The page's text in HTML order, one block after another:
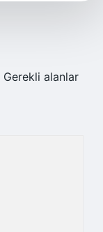
Gerekli alanlar